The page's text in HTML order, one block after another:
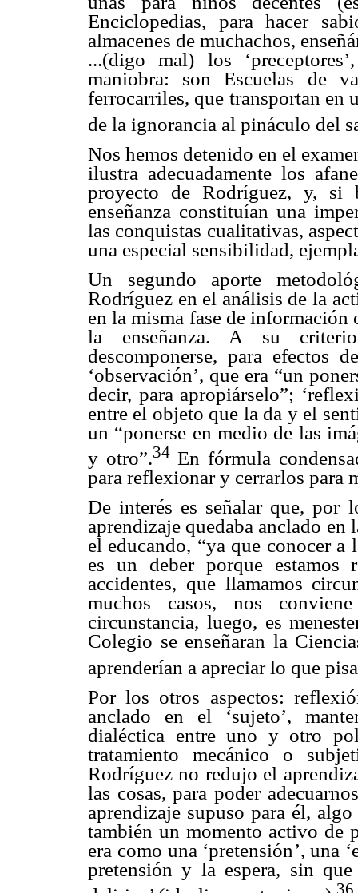
Enciclopedias, para hacer
almacenes de muchachos,
...(digo mal) los
maniobra: son Escuelas de
ferrocarriles, que transportan en
de la ignorancia al pináculo del
Nos hemos detenido en el
ilustra adecuadamente los
proyecto de Rodríguez, y,
enseñanza constituían una
las conquistas cualitativas,
una especial sensibilidad,
Un segundo aporte
Rodríguez en el análisis de la
en la misma fase de
la enseñanza. A su
descomponerse, para efectos
‘observación’, que era “un
decir, para apropiárselo”;
entre el objeto que la da y el
un “ponerse en medio de las
y otro”.34En fórmula
para reflexionar y cerrarlos para
De interés es señalar que, por
aprendizaje quedaba anclado en
el educando, “ya que conocer a
es un deber porque estamos
accidentes, que llamamos
muchos casos, nos
circunstancia, luego, es
Colegio se enseñaran la
aprenderían a apreciar lo que
Por los otros aspectos:
anclado en el ‘sujeto’,
dialéctica entre uno y otro
tratamiento mecánico o
Rodríguez no redujo el
las cosas, para poder
aprendizaje supuso para él,
también un momento activo de
era como una ‘pretensión’, una
pretensión y la espera, sin
36